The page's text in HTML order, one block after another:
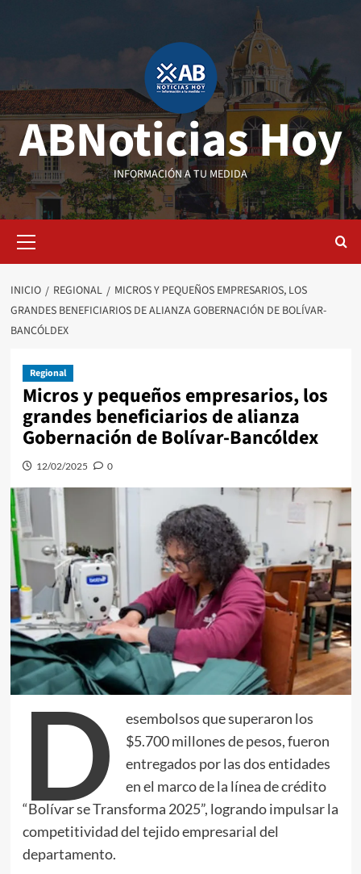
ABNoticias Hoy
INFORMACIÓN A TU MEDIDA
primario
INICIO REGIONAL
MICROS Y PEQUEÑOS EMPRESARIOS, LOS
GRANDES BENEFICIARIOS DE ALIANZA GOBERNACIÓN DE BOLÍVAR-
BANCÓLDEX
Regional
Micros y pequeños empresarios, los
grandes beneficiarios de alianza
Gobernación de Bolívar-Bancóldex
12/02/2025 0
D
esembolsos que superaron los
$5.700 millones de pesos, fueron
entregados por las dos entidades
en el marco de la línea de crédito
“Bolívar se Transforma 2025”, logrando impulsar la
competitividad del tejido empresarial del
departamento.